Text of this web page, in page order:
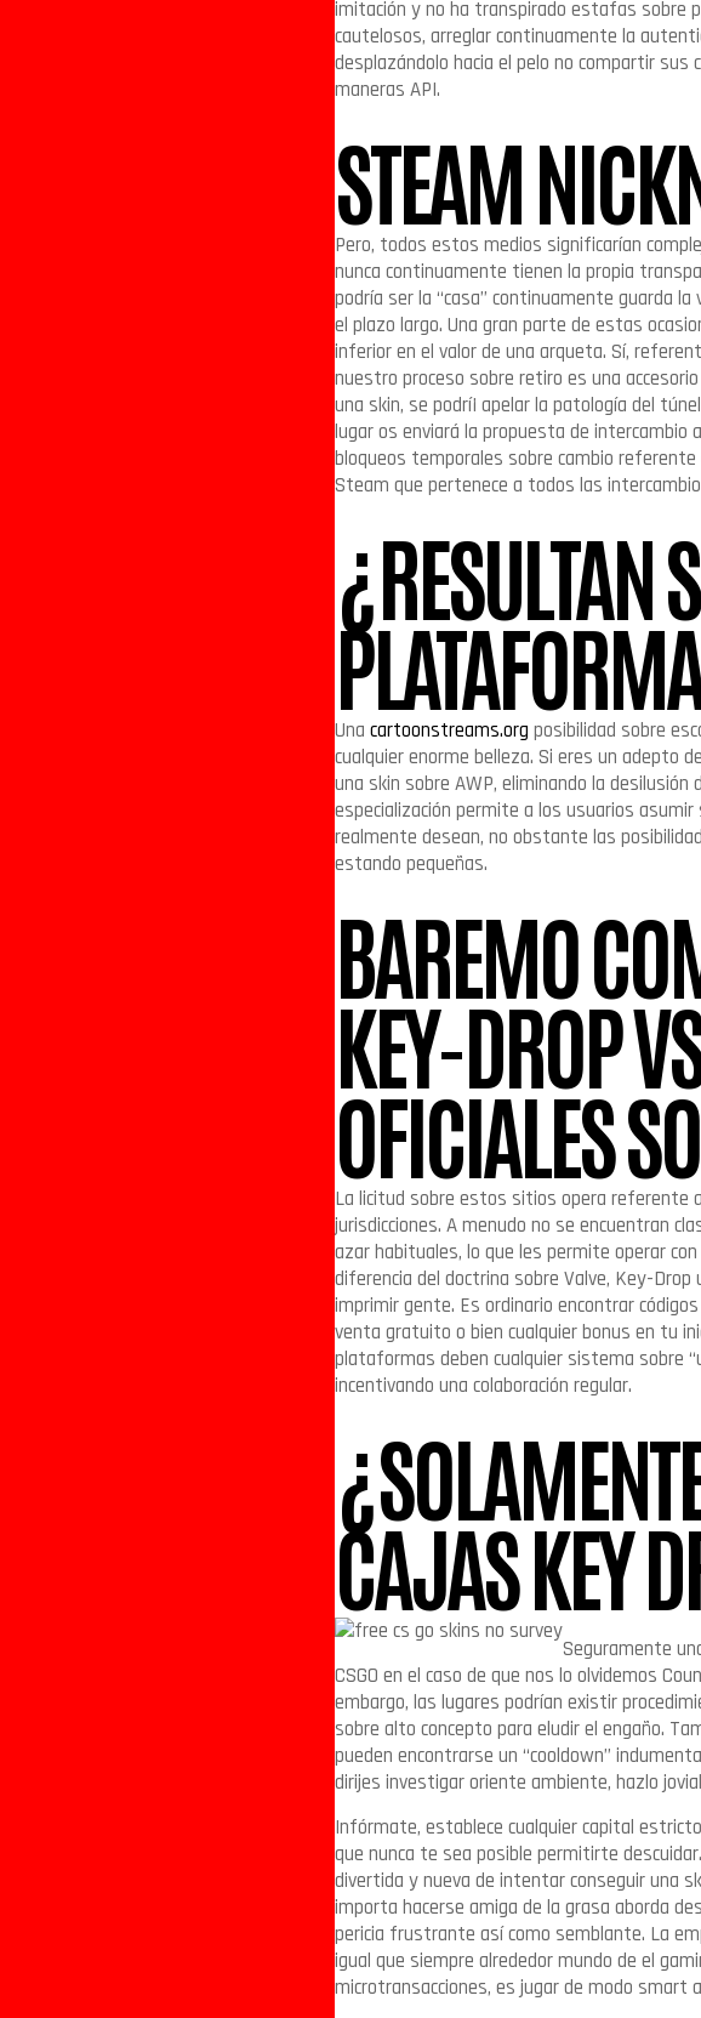
imitación y no ha transpirado estafas sobre
cautelosos, arreglar continuamente la
desplazándolo hacia el pelo no compartir sus
maneras API.
STEAM
Pero, todos estos medios significarían
nunca continuamente tienen la propia
podrí­a ser la “casa” continuamente guarda
el plazo largo. Una gran parte de estas
inferior en el valor de una arqueta. Sí,
nuestro proceso sobre retiro es una
una skin, se podrí¡ apelar la patologí­a del
lugar os enviará la propuesta de
bloqueos temporales sobre cambio
Steam que pertenece a todos las
¿RESULTAN
Una cartoonstreams.org posibilidad sobre
cualquier enorme belleza. Si eres un adepto
una skin sobre AWP, eliminando la
especialización permite a los usuarios
realmente desean, no obstante las
estando pequeñas.
BAREMO
KEY-DROP
OFICIALES
La licitud sobre estos sitios opera referente
jurisdicciones. A menudo no se encuentran
azar habituales, lo que les permite operar
diferencia del doctrina sobre Valve, Key-
imprimir gente. Es ordinario encontrar
venta gratuito o bien cualquier bonus en tu
plataformas deben cualquier sistema sobre
incentivando una colaboración regular.
CAJAS KEY
Seguramente
CSGO en el caso de que nos lo olvidemos
embargo, las lugares podrían existir
sobre alto concepto para eludir el engaño.
pueden encontrarse un “cooldown”
dirijes investigar oriente ambiente, hazlo
Infórmate, establece cualquier capital
que nunca te sea posible permitirte
divertida y nueva de intentar conseguir una
importa hacerse amiga de la grasa aborda
pericia frustrante así­ como semblante. La
igual que siempre alrededor mundo de el
microtransacciones, es jugar de modo smart